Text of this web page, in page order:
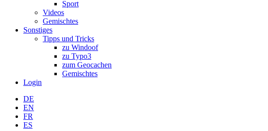
Sport
Videos
Gemischtes
Sonstiges
Tipps und Tricks
zu Windoof
zu Typo3
zum Geocachen
Gemischtes
Login
DE
EN
FR
ES